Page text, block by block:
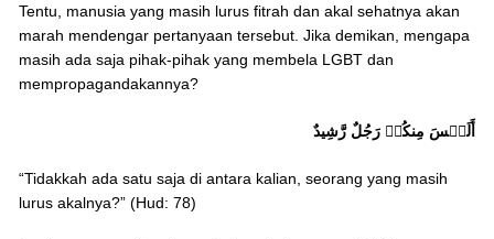
Tentu, manusia yang masih lurus fitrah dan akal sehatnya akan
marah mendengar pertanyaan tersebut. Jika demikan, mengapa
masih ada saja pihak-pihak yang membela LGBT dan
mempropagandakannya?
أَلَيۡسَ مِنكُمۡ رَجُلٌ رَّشِيدٌ
“Tidakkah ada satu saja di antara kalian, seorang yang masih
lurus akalnya?” (Hud: 78)